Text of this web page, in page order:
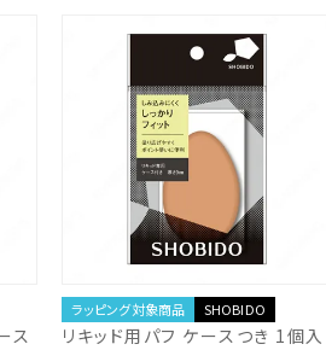
ス
ラッピング対象商品 SHOBIDO
リキッド用パフ ケースつき 1個入